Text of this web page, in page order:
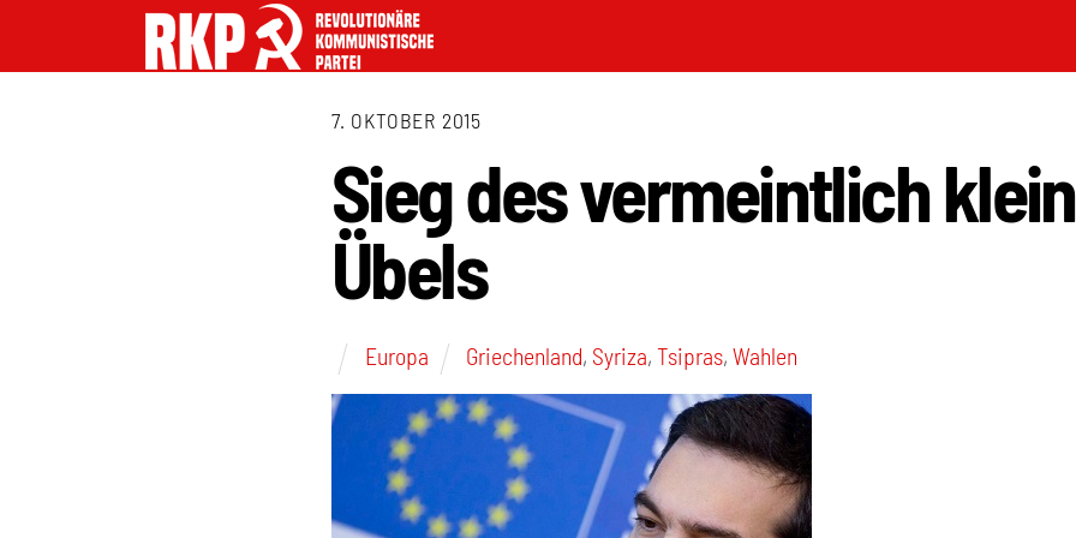
7. OKTOBER 2015
Sieg des vermeintlich
Übels
Europa Griechenland, Syriza,Tsipras,Wahlen